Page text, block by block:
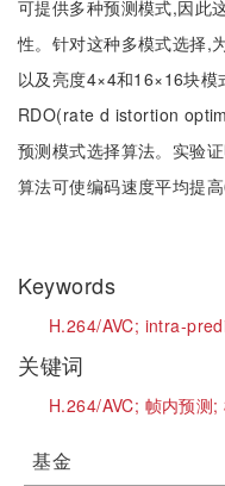
可提供多种预测模式,因此
性。针对这种多模式选择,
以及亮度4×4和16×16块
RDO(rate d istortion
预测模式选择算法。实验
算法可使编码速度平均提高
Keywords
H.264/AVC; intra-
关键词
H.264/AVC; 帧内预测;
基金